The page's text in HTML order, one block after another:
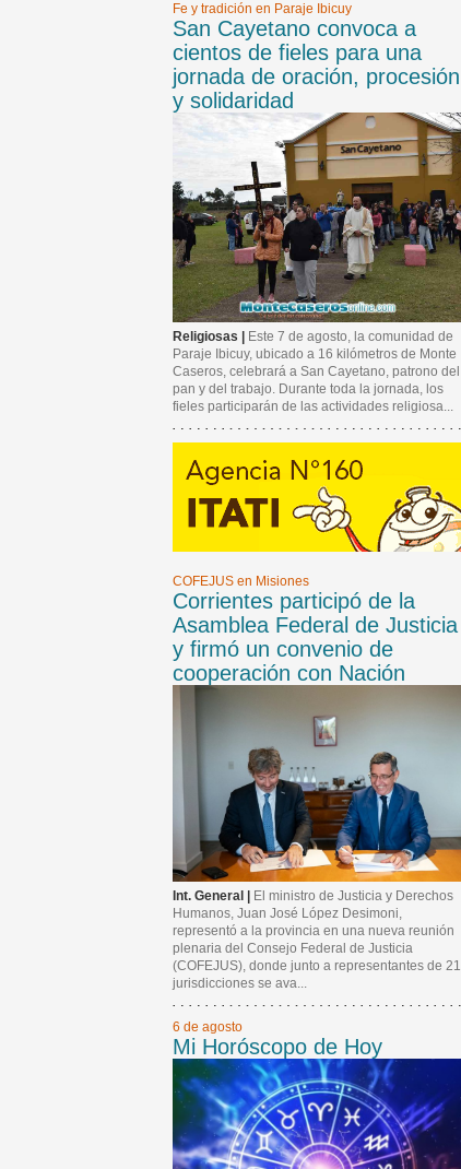
Fe y tradición en Paraje Ibicuy
San Cayetano convoca a
cientos de fieles para una
jornada de oración, procesión
y solidaridad
Religiosas |
Este 7 de agosto, la comunidad de
Paraje Ibicuy, ubicado a 16 kilómetros de Monte
Caseros, celebrará a San Cayetano, patrono del
pan y del trabajo. Durante toda la jornada, los
fieles participarán de las actividades religiosa...
COFEJUS en Misiones
Corrientes participó de la
Asamblea Federal de Justicia
y firmó un convenio de
cooperación con Nación
Int. General |
El ministro de Justicia y Derechos
Humanos, Juan José López Desimoni,
representó a la provincia en una nueva reunión
plenaria del Consejo Federal de Justicia
(COFEJUS), donde junto a representantes de 21
jurisdicciones se ava...
6 de agosto
Mi Horóscopo de Hoy